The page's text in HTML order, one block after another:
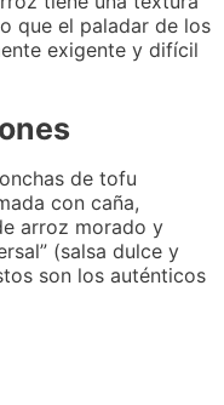
que el paladar de los
exigente y difícil
de tofu
con caña,
arroz morado y
(salsa dulce y
son los auténticos